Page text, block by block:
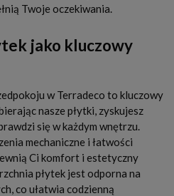
Twoje oczekiwania.
jako kluczowy
w Terradeco to kluczowy
nasze płytki, zyskujesz
się w każdym wnętrzu.
mechaniczne i łatwości
Ci komfort i estetyczny
płytek jest odporna na
co ułatwia codzienną